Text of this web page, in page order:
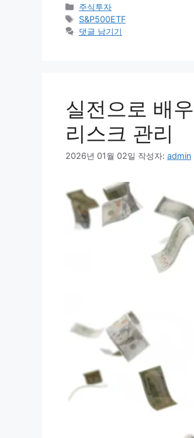
카
테
고
주식투자
태
그
S&P500ETF
댓글 남기기
실전으로 배
리스크 관리
2026년 01월 02일 작성자: admin